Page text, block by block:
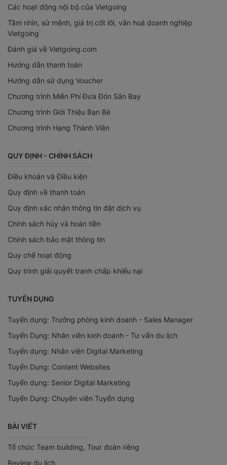
Các hoạt động nội bộ của Vietgoing
Tầm nhìn, sứ mệnh, giá trị cốt lõi, văn hoá doanh nghiệp
Vietgoing
Đánh giá về Vietgoing.com
Hướng dẫn thanh toán
Hướng dẫn sử dụng Voucher
Chương trình Miễn Phí Đưa Đón Sân Bay
Chương trình Giới Thiệu Bạn Bè
Chương trình Hạng Thành Viên
QUY ĐỊNH - CHÍNH SÁCH
Điều khoản và Điều kiện
Quy định về thanh toán
Quy định xác nhận thông tin đặt dịch vụ
Chính sách hủy và hoàn tiền
Chính sách bảo mật thông tin
Quy chế hoạt động
Quy trình giải quyết tranh chấp khiếu nại
TUYỂN DỤNG
Tuyển dụng: Trưởng phòng kinh doanh - Sales Manager
Tuyển Dụng: Nhân viên kinh doanh - Tư vấn du lịch
Tuyển dụng: Nhân viên Digital Marketing
Tuyển Dụng: Content Websites
Tuyển dụng: Senior Digital Marketing
Tuyển Dụng: Chuyên viên Tuyển dụng
BÀI VIẾT
Tổ chức Team building, Tour đoàn riêng
Review du lịch